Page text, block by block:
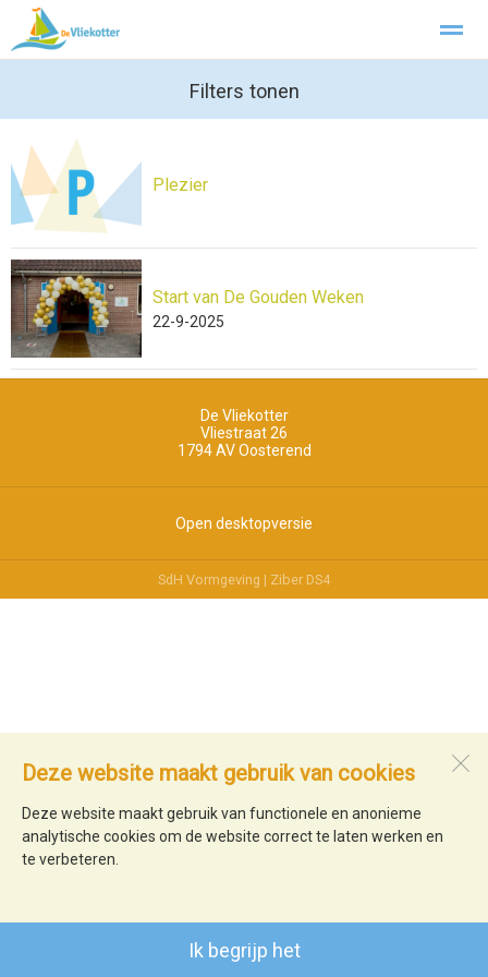
Privacy
Home
Deze website maakt gebruik van cookies
Deze website maakt gebruik van functionele en anonieme
analytische cookies om de website correct te laten werken en
te verbeteren.
Ik begrijp het
Filters tonen
Plezier
Start van De Gouden Weken
22-9-2025
De Vliekotter
Vliestraat 26
1794 AV Oosterend
Open desktopversie
SdH Vormgeving | Ziber DS4